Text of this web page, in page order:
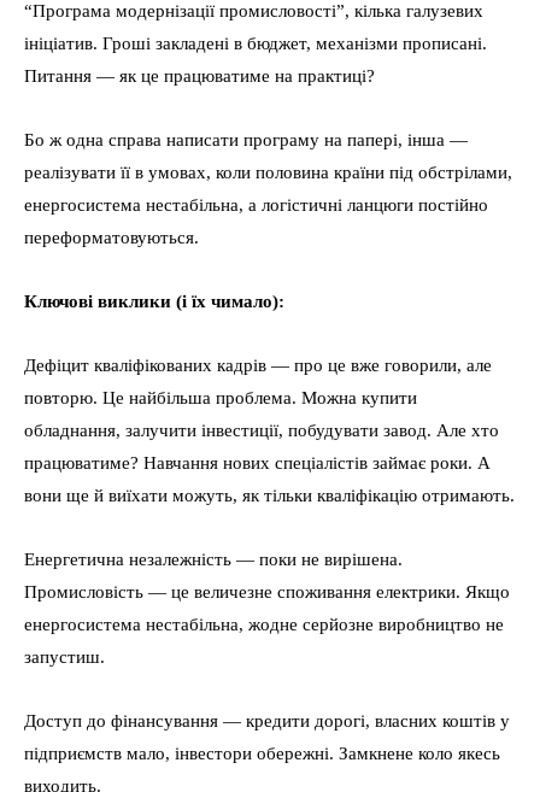
“Програма модернізації промисловості”, кілька галузевих
ініціатив. Гроші закладені в бюджет, механізми прописані.
Питання — як це працюватиме на практиці?
Бо ж одна справа написати програму на папері, інша —
реалізувати її в умовах, коли половина країни під обстрілами,
енергосистема нестабільна, а логістичні ланцюги постійно
переформатовуються.
Ключові виклики (і їх чимало):
Дефіцит кваліфікованих кадрів — про це вже говорили, але
повторю. Це найбільша проблема. Можна купити
обладнання, залучити інвестиції, побудувати завод. Але хто
працюватиме? Навчання нових спеціалістів займає роки. А
вони ще й виїхати можуть, як тільки кваліфікацію отримають.
Енергетична незалежність — поки не вирішена.
Промисловість — це величезне споживання електрики. Якщо
енергосистема нестабільна, жодне серйозне виробництво не
запустиш.
Доступ до фінансування — кредити дорогі, власних коштів у
підприємств мало, інвестори обережні. Замкнене коло якесь
виходить.